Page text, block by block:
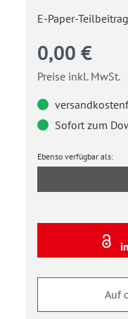
E-Paper-Teilbeitrag
0,00 €
Preise inkl. MwSt.
Sofort zum
Ebenso verfügbar als:
Auf